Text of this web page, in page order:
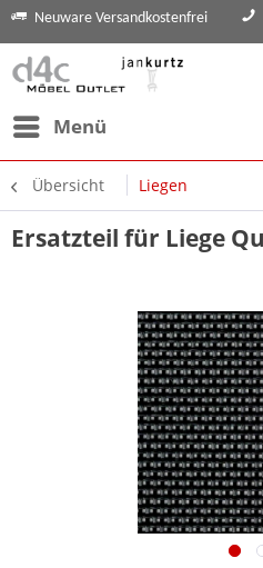
Neuware Versandkostenfrei
Menü
Übersicht Liegen
Ersatzteil für Liege